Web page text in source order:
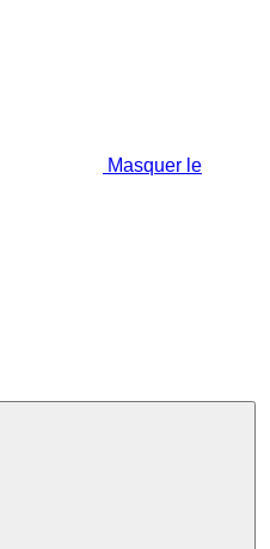
Masquer le